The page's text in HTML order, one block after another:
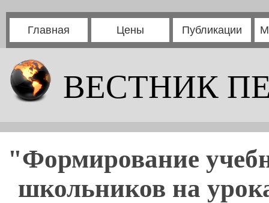
Главная Цены Публикации
ВЕСТНИК
"Формирование
школьников на